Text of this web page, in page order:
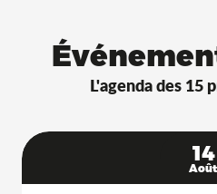
L'agenda des 15
14
Août